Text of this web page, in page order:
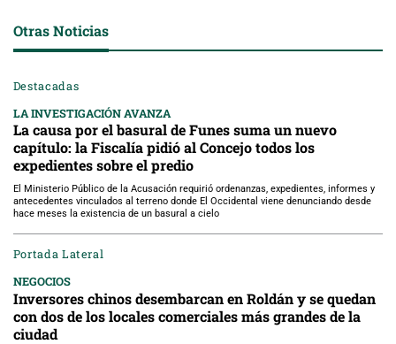
Otras Noticias
Destacadas
LA INVESTIGACIÓN AVANZA
La causa por el basural de Funes suma un nuevo
capítulo: la Fiscalía pidió al Concejo todos los
expedientes sobre el predio
El Ministerio Público de la Acusación requirió ordenanzas, expedientes, informes y
antecedentes vinculados al terreno donde El Occidental viene denunciando desde
hace meses la existencia de un basural a cielo
Portada Lateral
NEGOCIOS
Inversores chinos desembarcan en Roldán y se quedan
con dos de los locales comerciales más grandes de la
ciudad